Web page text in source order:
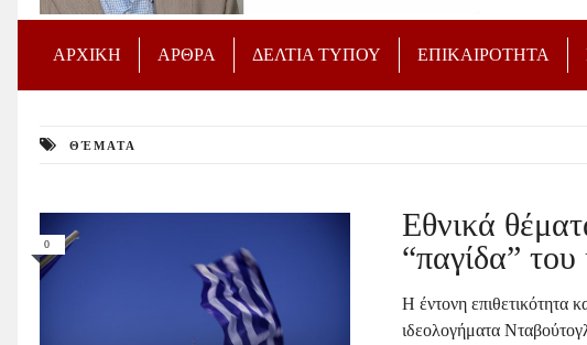
ΑΡΧΙΚΗ ΑΡΘΡΑ ΔΕΛΤΙΑ ΤΥΠΟΥ ΕΠΙΚΑΙΡΟΤΗΤΑ
ΘΈΜΑΤΑ
0
Εθνικά
“παγίδα”
Η έντονη επιθετικότητα
ιδεολογήματα